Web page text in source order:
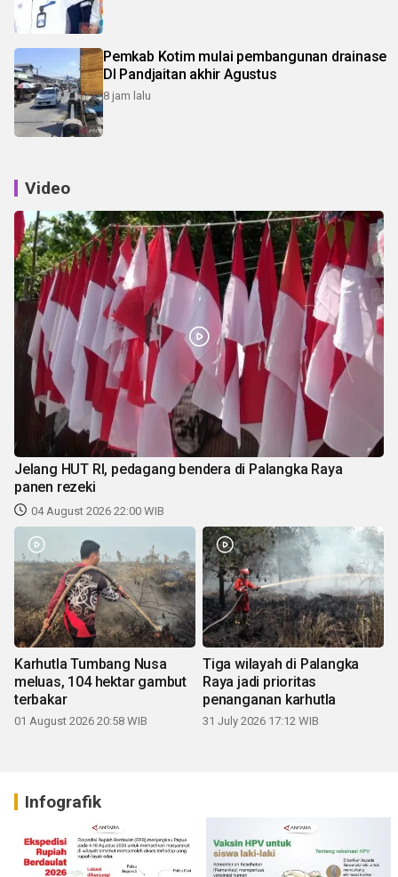
Pemkab Kotim mulai pembangunan drainase
DI Pandjaitan akhir Agustus
8 jam lalu
Video
Jelang HUT RI, pedagang bendera di Palangka Raya
panen rezeki
04 August 2026 22:00 WIB
Karhutla Tumbang Nusa
meluas, 104 hektar gambut
terbakar
01 August 2026 20:58 WIB
Tiga wilayah di Palangka
Raya jadi prioritas
penanganan karhutla
31 July 2026 17:12 WIB
Infografik